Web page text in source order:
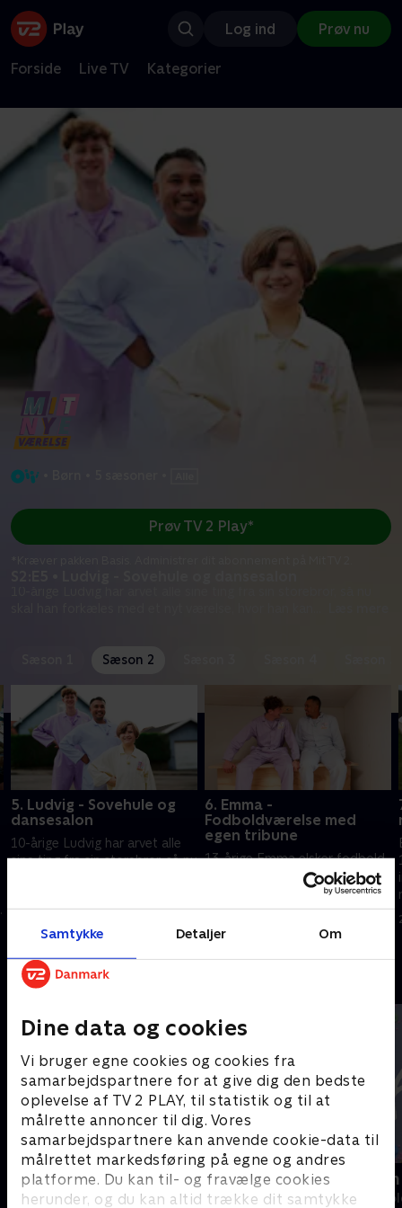
Samtykke Detaljer Om
Dine data og cookies
Vi bruger egne cookies og cookies fra
samarbejdspartnere for at give dig den bedste
oplevelse af TV 2 PLAY, til statistik og til at
målrette annoncer til dig. Vores
samarbejdspartnere kan anvende cookie-data til
målrettet markedsføring på egne og andres
platforme. Du kan til- og fravælge cookies
herunder, og du kan altid trække dit samtykke
Log ind Prøv nu
Forside Live TV Kategorier
Prøv TV 2 Play*
Sæson 2
5. Ludvig - Sovehule og
dansesalon
10-årige Ludvig har arvet alle
sine ting fra sin storebror, så nu
huler, læse og hygge sig.
6. Emma -
Fodboldværelse med
egen tribune
13-årige Emma elsker fodbold
og sine veninder. Hun drømmer
om et teenageværelse, hvor
der er plads til alle veninderne.
22. januar 2022 • 24 min
Andre så også
Slikbyggerne
Børne-underholdning • 3 sæsoner
Kreaklubben
Børne-